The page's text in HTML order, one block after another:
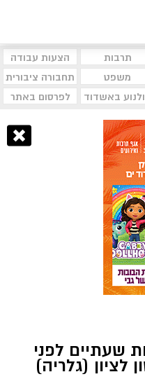
תרבות
הצעות עבודה
משפט
תחבורה ציבורית
באשדוד לפרסום באתר
שעתיים לפני
לציון (גלריה)